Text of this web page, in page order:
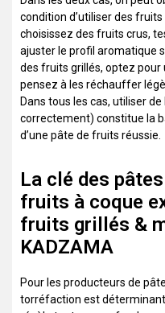
condition d’utiliser des
choisissez des fruits crus,
ajuster le profil aromatique
des fruits grillés, optez
pensez à les réchauffer
Dans tous les cas, utiliser
correctement) constitue la
d’une pâte de fruits réussie.
La clé des
fruits à coque
fruits grillés &
KADZAMA
Pour les producteurs de
torréfaction est